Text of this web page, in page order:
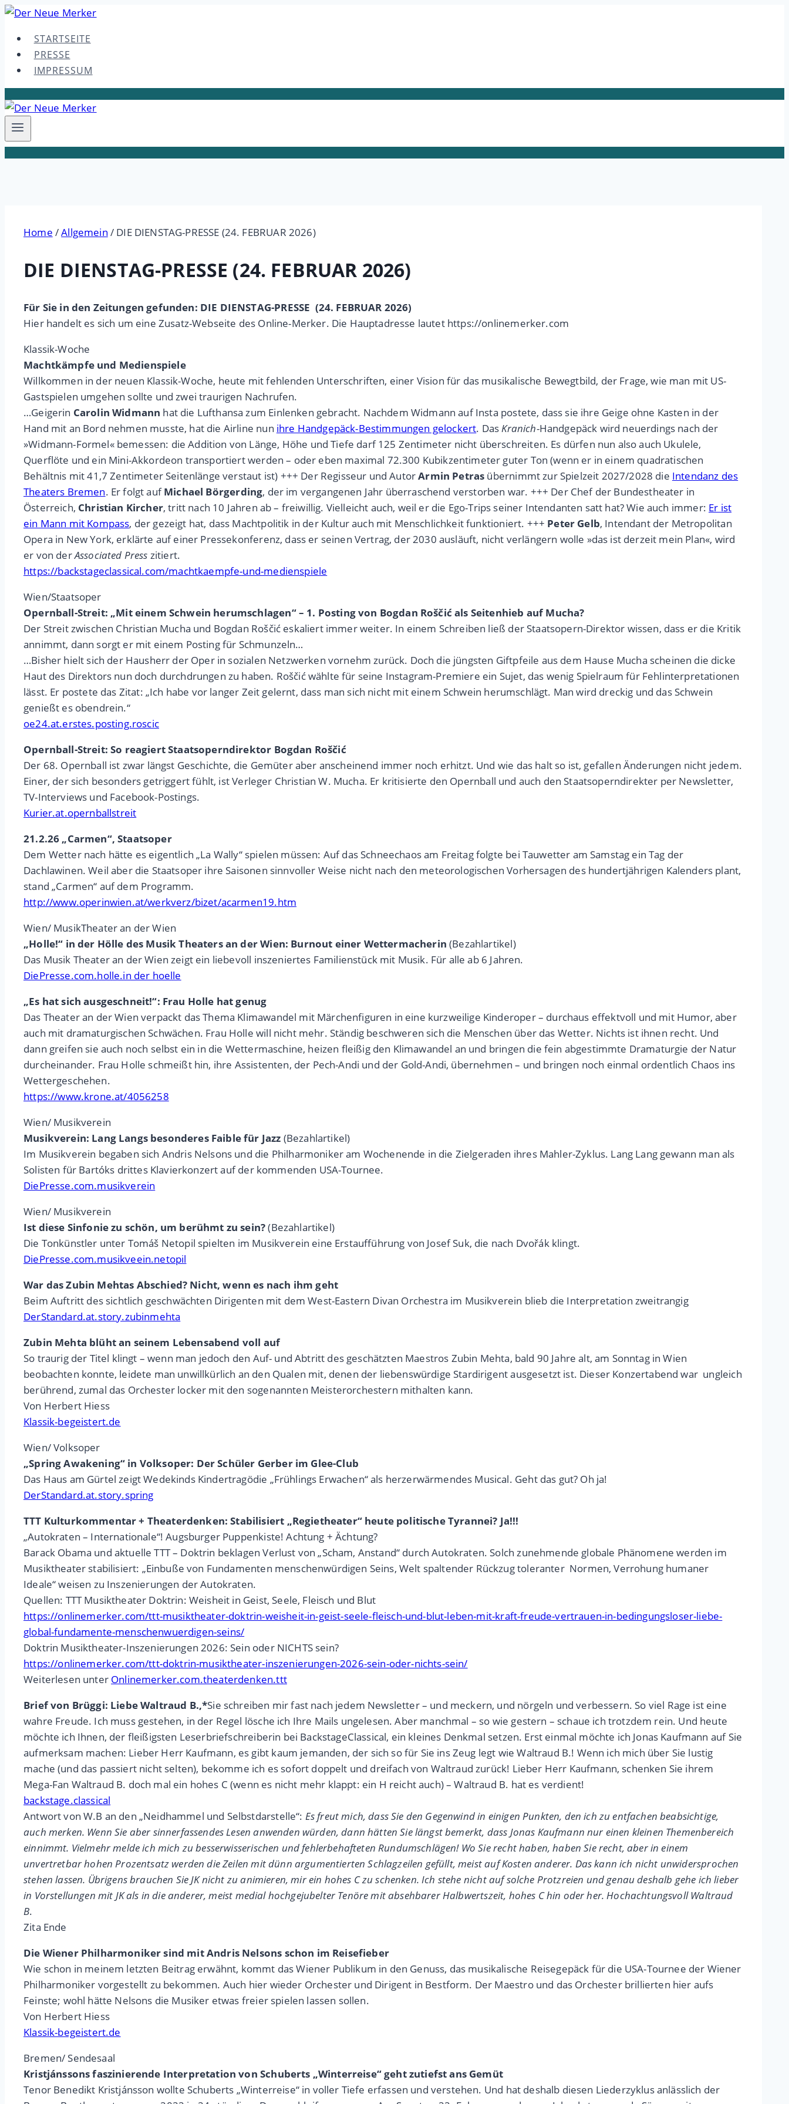
Skip
contentSTARTSEITE
PRESSE
IMPRESSUM
Home /Allgemein / DIE DIENSTAG-PRESSE (24. FEBRUAR 2026)
DIE DIENSTAG-PRESSE (24. FEBRUAR 2026)
Für Sie in den Zeitungen gefunden: DIE DIENSTAG-PRESSE (24. FEBRUAR 2026)
Hier handelt es sich um eine Zusatz-Webseite des Online-Merker. Die Hauptadresse lautet https://onlinemerker.com
Klassik-Woche
Machtkämpfe und Medienspiele
Willkommen in der neuen Klassik-Woche, heute mit fehlenden Unterschriften, einer Vision für das musikalische Bewegtbild, der Frage, wie man mit US-
Gastspielen umgehen sollte und zwei traurigen Nachrufen.
…Geigerin Carolin Widmann hat die Lufthansa zum Einlenken gebracht. Nachdem Widmann auf Insta postete, dass sie ihre Geige ohne Kasten in der
Hand mit an Bord nehmen musste, hat die Airline nun ihre Handgepäck-Bestimmungen gelockert. DasKranich-Handgepäck wird neuerdings nach der
»Widmann-Formel« bemessen: die Addition von Länge, Höhe und Tiefe darf 125 Zentimeter nicht überschreiten. Es dürfen nun also auch Ukulele,
Querflöte und ein Mini-Akkordeon transportiert werden – oder eben maximal 72.300 Kubikzentimeter guter Ton (wenn er in einem quadratischen
Behältnis mit 41,7 Zentimeter Seitenlänge verstaut ist) +++ Der Regisseur und AutorArmin Petras übernimmt zur Spielzeit 2027/2028 die Intendanz des
Theaters Bremen. Er folgt aufMichael Börgerding, der im vergangenen Jahr überraschend verstorben war. +++ Der Chef der Bundestheater in
Österreich, Christian Kircher, tritt nach 10 Jahren ab – freiwillig. Vielleicht auch, weil er die Ego-Trips seiner Intendanten satt hat? Wie auch immer: Er ist
ein Mann mit Kompass, der gezeigt hat, dass Machtpolitik in der Kultur auch mit Menschlichkeit funktioniert. +++ Peter Gelb, Intendant der Metropolitan
Opera in New York, erklärte auf einer Pressekonferenz, dass er seinen Vertrag, der 2030 ausläuft, nicht verlängern wolle »das ist derzeit mein Plan«, wird
er von derAssociated Press zitiert.
https://backstageclassical.com/machtkaempfe-und-medienspiele
Wien/Staatsoper
Opernball-Streit: „Mit einem Schwein herumschlagen“ – 1. Posting von Bogdan Roščić als Seitenhieb auf Mucha?
Der Streit zwischen Christian Mucha und Bogdan Roščić eskaliert immer weiter. In einem Schreiben ließ der Staatsopern-Direktor wissen, dass er die Kritik
annimmt, dann sorgt er mit einem Posting für Schmunzeln…
…Bisher hielt sich der Hausherr der Oper in sozialen Netzwerken vornehm zurück. Doch die jüngsten Giftpfeile aus dem Hause Mucha scheinen die dicke
Haut des Direktors nun doch durchdrungen zu haben. Roščić wählte für seine Instagram-Premiere ein Sujet, das wenig Spielraum für Fehlinterpretationen
lässt. Er postete das Zitat: „Ich habe vor langer Zeit gelernt, dass man sich nicht mit einem Schwein herumschlägt. Man wird dreckig und das Schwein
genießt es obendrein.“
oe24.at.erstes.posting.roscic
Opernball-Streit: So reagiert Staatsoperndirektor Bogdan Roščić
Der 68. Opernball ist zwar längst Geschichte, die Gemüter aber anscheinend immer noch erhitzt. Und wie das halt so ist, gefallen Änderungen nicht jedem.
Einer, der sich besonders getriggert fühlt, ist Verleger Christian W. Mucha. Er kritisierte den Opernball und auch den Staatsoperndirekter per Newsletter,
TV-Interviews und Facebook-Postings.
Kurier.at.opernballstreit
21.2.26 „Carmen“, Staatsoper
Dem Wetter nach hätte es eigentlich „La Wally“ spielen müssen: Auf das Schneechaos am Freitag folgte bei Tauwetter am Samstag ein Tag der
Dachlawinen. Weil aber die Staatsoper ihre Saisonen sinnvoller Weise nicht nach den meteorologischen Vorhersagen des hundertjährigen Kalenders plant,
stand „Carmen“ auf dem Programm.
http://www.operinwien.at/werkverz/bizet/acarmen19.htm
Wien/ MusikTheater an der Wien
„Holle!“ in der Hölle des Musik Theaters an der Wien: Burnout einer Wettermacherin (Bezahlartikel)
Das Musik Theater an der Wien zeigt ein liebevoll inszeniertes Familienstück mit Musik. Für alle ab 6 Jahren.
DiePresse.com.holle.in der hoelle
„Es hat sich ausgeschneit!“: Frau Holle hat genug
Das Theater an der Wien verpackt das Thema Klimawandel mit Märchenfiguren in eine kurzweilige Kinderoper – durchaus effektvoll und mit Humor, aber
auch mit dramaturgischen Schwächen. Frau Holle will nicht mehr. Ständig beschweren sich die Menschen über das Wetter. Nichts ist ihnen recht. Und
dann greifen sie auch noch selbst ein in die Wettermaschine, heizen fleißig den Klimawandel an und bringen die fein abgestimmte Dramaturgie der Natur
durcheinander. Frau Holle schmeißt hin, ihre Assistenten, der Pech-Andi und der Gold-Andi, übernehmen – und bringen noch einmal ordentlich Chaos ins
Wettergeschehen.
https://www.krone.at/4056258
Wien/ Musikverein
Musikverein: Lang Langs besonderes Faible für Jazz (Bezahlartikel)
Im Musikverein begaben sich Andris Nelsons und die Philharmoniker am Wochenende in die Zielgeraden ihres Mahler-Zyklus. Lang Lang gewann man als
Solisten für Bartóks drittes Klavierkonzert auf der kommenden USA-Tournee.
DiePresse.com.musikverein
Wien/ Musikverein
Ist diese Sinfonie zu schön, um berühmt zu sein?(Bezahlartikel)
Die Tonkünstler unter Tomáš Netopil spielten im Musikverein eine Erstaufführung von Josef Suk, die nach Dvořák klingt.
DiePresse.com.musikveein.netopil
War das Zubin Mehtas Abschied? Nicht, wenn es nach ihm geht
Beim Auftritt des sichtlich geschwächten Dirigenten mit dem West-Eastern Divan Orchestra im Musikverein blieb die Interpretation zweitrangig
DerStandard.at.story.zubinmehta
Zubin Mehta blüht an seinem Lebensabend voll auf
So traurig der Titel klingt – wenn man jedoch den Auf- und Abtritt des geschätzten Maestros Zubin Mehta, bald 90 Jahre alt, am Sonntag in Wien
beobachten konnte, leidete man unwillkürlich an den Qualen mit, denen der liebenswürdige Stardirigent ausgesetzt ist. Dieser Konzertabend war ungleich
berührend, zumal das Orchester locker mit den sogenannten Meisterorchestern mithalten kann.
Von Herbert Hiess
Klassik-begeistert.de
Wien/ Volksoper
„Spring Awakening“ in Volksoper: Der Schüler Gerber im Glee-Club
Das Haus am Gürtel zeigt Wedekinds Kindertragödie „Frühlings Erwachen“ als herzerwärmendes Musical. Geht das gut? Oh ja!
DerStandard.at.story.spring
TTT Kulturkommentar + Theaterdenken: Stabilisiert „Regietheater“ heute politische Tyrannei? Ja!!!
„Autokraten – Internationale“! Augsburger Puppenkiste! Achtung + Ächtung?
Barack Obama und aktuelle TTT – Doktrin beklagen Verlust von „Scham, Anstand“ durch Autokraten. Solch zunehmende globale Phänomene werden im
Musiktheater stabilisiert: „Einbuße von Fundamenten menschenwürdigen Seins, Welt spaltender Rückzug toleranter Normen, Verrohung humaner
Ideale“ weisen zu Inszenierungen der Autokraten.
Quellen: TTT Musiktheater Doktrin: Weisheit in Geist, Seele, Fleisch und Blut
https://onlinemerker.com/ttt-musiktheater-doktrin-weisheit-in-geist-seele-fleisch-und-blut-leben-mit-kraft-freude-vertrauen-in-bedingungsloser-liebe-
global-fundamente-menschenwuerdigen-seins/
Doktrin Musiktheater-Inszenierungen 2026: Sein oder NICHTS sein?
https://onlinemerker.com/ttt-doktrin-musiktheater-inszenierungen-2026-sein-oder-nichts-sein/
Weiterlesen unter Onlinemerker.com.theaterdenken.ttt
Brief von Brüggi: Liebe Waltraud B.,*Sie schreiben mir fast nach jedem Newsletter – und meckern, und nörgeln und verbessern. So viel Rage ist eine
wahre Freude. Ich muss gestehen, in der Regel lösche ich Ihre Mails ungelesen. Aber manchmal – so wie gestern – schaue ich trotzdem rein. Und heute
möchte ich Ihnen, der fleißigsten Leserbriefschreiberin bei BackstageClassical, ein kleines Denkmal setzen. Erst einmal möchte ich Jonas Kaufmann auf Sie
aufmerksam machen: Lieber Herr Kaufmann, es gibt kaum jemanden, der sich so für Sie ins Zeug legt wie Waltraud B.! Wenn ich mich über Sie lustig
mache (und das passiert nicht selten), bekomme ich es sofort doppelt und dreifach von Waltraud zurück! Lieber Herr Kaufmann, schenken Sie ihrem
Mega-Fan Waltraud B. doch mal ein hohes C (wenn es nicht mehr klappt: ein H reicht auch) – Waltraud B. hat es verdient!
backstage.classical
Antwort von W.B an den „Neidhammel und Selbstdarstelle“: Es freut mich, dass Sie den Gegenwind in einigen Punkten, den ich zu entfachen beabsichtige,
auch merken. Wenn Sie aber sinnerfassendes Lesen anwenden würden, dann hätten Sie längst bemerkt, dass Jonas Kaufmann nur einen kleinen Themenbereich
einnimmt. Vielmehr melde ich mich zu besserwisserischen und fehlerbehafteten Rundumschlägen! Wo Sie recht haben, haben Sie recht, aber in einem
unvertretbar hohen Prozentsatz werden die Zeilen mit dünn argumentierten Schlagzeilen gefüllt, meist auf Kosten anderer. Das kann ich nicht unwidersprochen
stehen lassen. Übrigens brauchen Sie JK nicht zu animieren, mir ein hohes C zu schenken. Ich stehe nicht auf solche Protzreien und genau deshalb gehe ich lieber
in Vorstellungen mit JK als in die anderer, meist medial hochgejubelter Tenöre mit absehbarer Halbwertszeit, hohes C hin oder her. Hochachtungsvoll Waltraud
B.
Zita Ende
Die Wiener Philharmoniker sind mit Andris Nelsons schon im Reisefieber
Wie schon in meinem letzten Beitrag erwähnt, kommt das Wiener Publikum in den Genuss, das musikalische Reisegepäck für die USA-Tournee der Wiener
Philharmoniker vorgestellt zu bekommen. Auch hier wieder Orchester und Dirigent in Bestform. Der Maestro und das Orchester brillierten hier aufs
Feinste; wohl hätte Nelsons die Musiker etwas freier spielen lassen sollen.
Von Herbert Hiess
Klassik-begeistert.de
Bremen/ Sendesaal
Kristjánssons faszinierende Interpretation von Schuberts „Winterreise“ geht zutiefst ans Gemüt
Tenor Benedikt Kristjánsson wollte Schuberts „Winterreise“ in voller Tiefe erfassen und verstehen. Und hat deshalb diesen Liederzyklus anlässlich der